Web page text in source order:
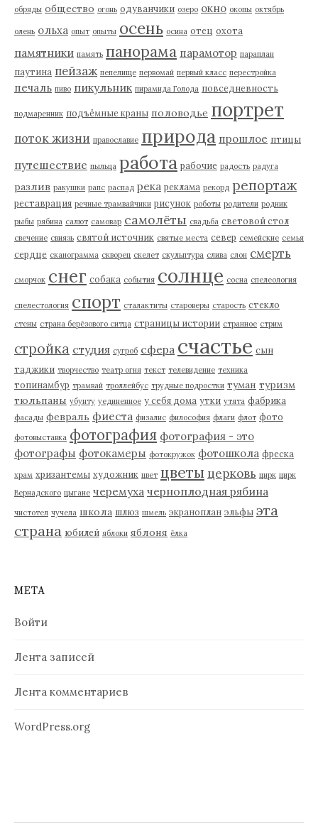
обряды общество огонь одуванчики озеро окно окопы октябрь
олень ольха опыт опыты осень осина отец охота
памятники память панорама парамотор параплан
паутина пейзаж пепелище первомай первый класс перестройка
печаль пиво пикульник пирамида Голода повседневность
подмаренник подъёмные краны половодье портрет
поток жизни православие природа прошлое птицы
путешествие пыльца работа рабочие радость радуга
разлив ракушки рапс распад река реклама рекорд репортаж
реставрация речные трамвайчики рисунок роботы родители родник
рыбы рябина салют самовар самолёты свадьба световой стол
свечение свиязь святой источник святые места север семейские семья
сердце сканограмма скворец скелет скульптура слива слон смерть
сморчок снег собака события солнце сосна спелеология
спелестология спорт сталактиты староверы старость стекло
стены страна берёзового ситца страницы истории странное стрим
стройка студия сугроб сфера счастье сын
таджики творчество театр огня текст телевидение техника
топинамбур трамвай троллейбус трудные подростки туман туризм
тюльпаны убунту уединенное у себя дома утки утята фабрика
фасады февраль фиеста физалис философия флаги флот фото
фотовыставка фотография фотография - это
фотографы фотокамеры фотокружок фотошкола фреска
храм хризантемы художник цвет цветы церковь цирк цирк
Вернадского цыгане черемуха черноплодная рябина
чистотел чучела школа шлюз шмель экраноплан эльфы эта
страна юбилей яблоки яблоня ёлка
МЕТА
Войти
Лента записей
Лента комментариев
WordPress.org